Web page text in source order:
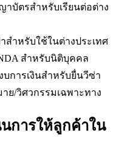
าบัตรสำหรับเรียนต่อต่าง
สำหรับใช้ในต่างประเทศ
สำหรับนิติบุคคล
บการเงินสำหรับยื่นวีซ่า
ย/วิศวกรรมเฉพาะทาง
นการให้ลูกค้าใน